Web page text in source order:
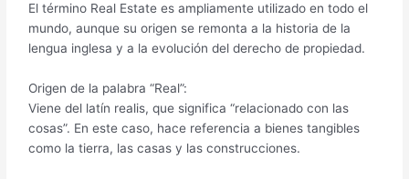
El término Real Estate es ampliamente utilizado en todo el
mundo, aunque su origen se remonta a la historia de la
lengua inglesa y a la evolución del derecho de propiedad.
Origen de la palabra “Real”:
Viene del latín realis, que significa “relacionado con las
cosas”. En este caso, hace referencia a bienes tangibles
como la tierra, las casas y las construcciones.